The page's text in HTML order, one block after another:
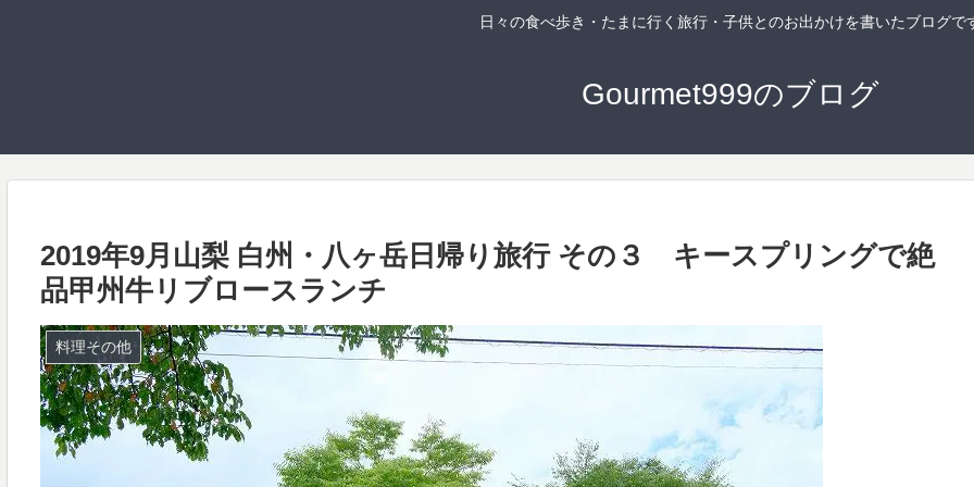
日々の食べ歩き・たまに行く旅行・子供とのお出かけを書いたブログで
Gourmet999のブログ
2019年9月山梨 白州・八ヶ岳日帰り旅行 その３ キースプリングで絶
品甲州牛リブロースランチ
料理その他